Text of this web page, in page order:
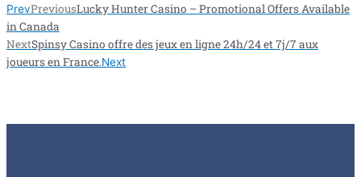
PrevPreviousLucky Hunter Casino – Promotional Offers Available
in Canada
NextSpinsy Casino offre des jeux en ligne 24h/24 et 7j/7 aux
joueurs en France.Next